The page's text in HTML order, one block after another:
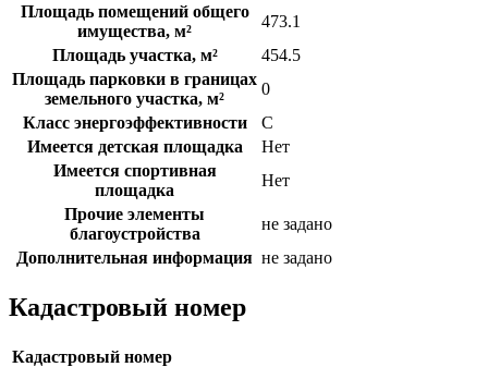
Площадь помещений общего
имущества, м²
473.1
Площадь участка, м²
454.5
Площадь парковки в границах
земельного участка, м²
0
Класс энергоэффективности
C
Имеется детская площадка
Нет
Имеется спортивная
площадка
Нет
Прочие элементы
благоустройства
не задано
Дополнительная информация не задано
Кадастровый номер
Кадастровый номер